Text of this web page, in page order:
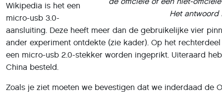
aansluiting. Deze heeft meer dan de gebruikelijke vier
ander experiment ontdekte (zie kader). Op het
een micro-usb 2.0-stekker worden ingeprikt. Uiteraard
China besteld.
Zoals je ziet moeten we bevestigen dat we inderdaad de